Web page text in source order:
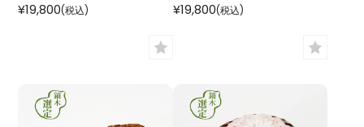
¥19,800(税込)
¥19,800(税込)